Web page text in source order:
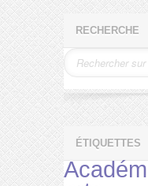
RECHERCHE
ÉTIQUETTES